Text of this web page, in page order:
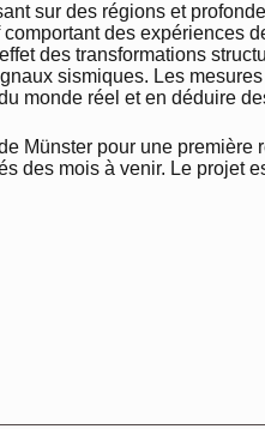
sur des régions et
des expériences
des transformations
sismiques. Les
monde réel et en déduire
Münster pour une première
des mois à venir. Le projet